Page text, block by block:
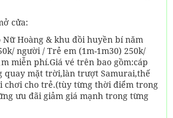
cửa:
Nữ Hoàng & khu đồi huyền bí năm
người / Trẻ em (1m-1m30) 250k/
miễn phí.Giá vé trên bao gồm:cáp
quay mặt trời,làn trượt Samurai,thế
chơi cho trẻ.(tùy từng thời điểm trong
ưu đãi giảm giá mạnh trong từng